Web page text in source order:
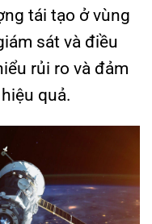
tái tạo ở vùng
sát và điều
rủi ro và đảm
quả.